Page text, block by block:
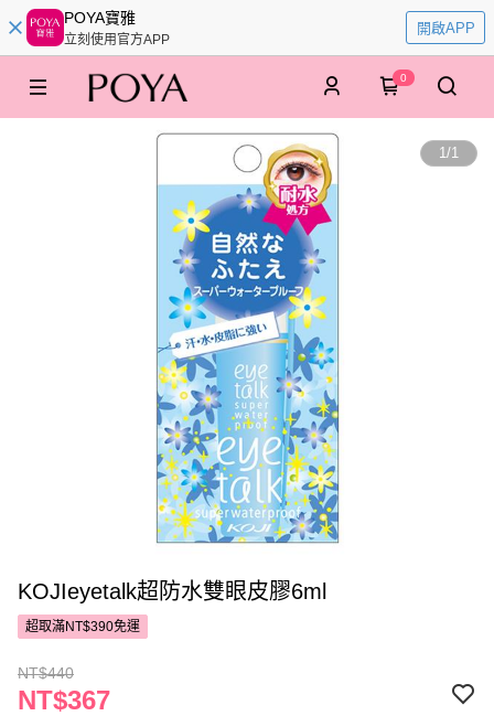
POYA寶雅
立刻使用官方APP
開啟APP
0
1/1
KOJIeyetalk超防水雙眼皮膠6ml
超取滿NT$390免運
NT$440
NT$367